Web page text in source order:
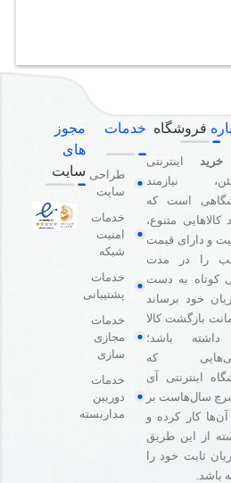
فروشگاه
اینترنتی
نیازمند
است که
کالاهایی متنوع،
و دارای قیمت
را در مدت
کوتاه به دست
خود برساند
بازگشت کالا
باشد؛
که
اینترنتی آی
سال‌هاست بر
کار کرده و
از این طریق
ثابت خود را
باشد.
خدمات
طراحی
سایت
خدمات
امنیت
شبکه
خدمات
پشتیبانی
خدمات
مجازی
سازی
خدمات
دوربین
مداربسته
مجوز
های
سایت